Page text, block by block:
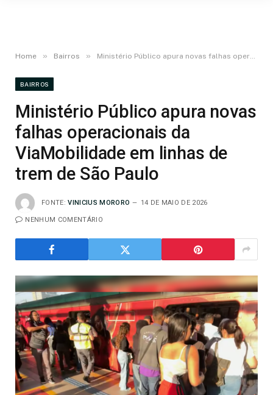
Home » Bairros » Ministério Público apura novas falhas operacionais da ViaMobilidade em linhas de trem de São Paulo
BAIRROS
Ministério Público apura novas
falhas operacionais da
ViaMobilidade em linhas de
trem de São Paulo
FONTE: VINICIUS MORORO 14 DE MAIO DE 2026
NENHUM COMENTÁRIO